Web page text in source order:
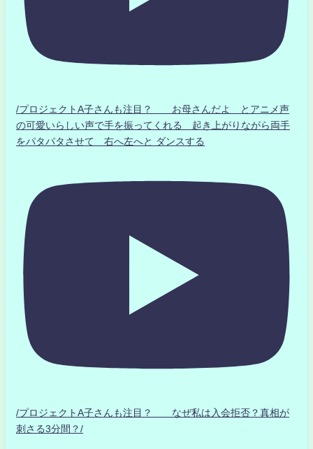
/プロジェクトA子さんも注目？ お母さんだよ とアニメ声
の可愛いらしい声で手を振ってくれる 起き上がりながら両手
をパタパタさせて 右へ左へと ダンスする
/プロジェクトA子さんも注目？ なぜ私は入会拒否？真相が
刺さる3分間？/